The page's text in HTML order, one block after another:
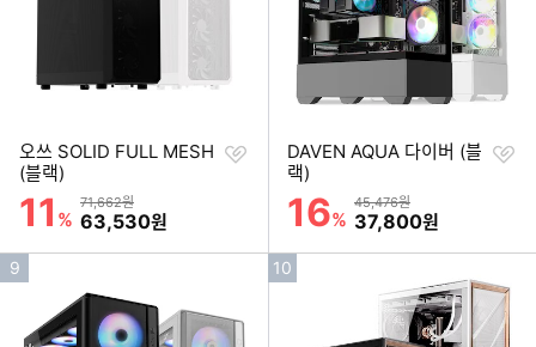
오쓰 SOLID FULL MESH
(블랙)
할인률
11 %
상품금액
71,662원
할인금액
63,530원
찜
DAVEN AQUA 다이버 (블
랙)
할인률
16%
상품금액
45,476원
할인금액
37,800원
찜
인
9
인
10